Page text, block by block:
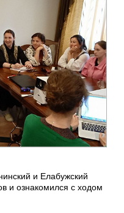
и Елабужский
и ознакомился с ходом